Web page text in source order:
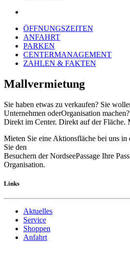
ÖFFNUNGSZEITEN
ANFAHRT
PARKEN
CENTERMANAGEMENT
ZAHLEN & FAKTEN
Mallvermietung
Sie haben etwas zu verkaufen? Sie
Unternehmen oderOrganisation machen?
Direkt im Center. Direkt auf der Fläche.
Mieten Sie eine Aktionsfläche bei uns in
Sie den
Besuchern der NordseePassage Ihre
Organisation.
Links
Aktuelles
Service
Shoppen
Anfahrt